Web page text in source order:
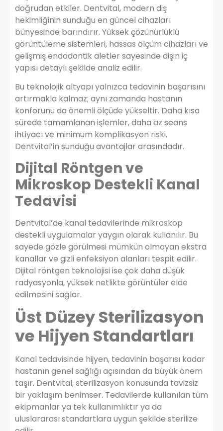
doğrudan etkiler. Dentvital, modern diş
hekimliğinin sunduğu en güncel cihazları
bünyesinde barındırır. Yüksek çözünürlüklü
görüntüleme sistemleri, hassas ölçüm cihazları ve
gelişmiş endodontik aletler sayesinde dişin iç
yapısı detaylı şekilde analiz edilir.
Bu teknolojik altyapı yalnızca tedavinin başarısını
artırmakla kalmaz; aynı zamanda hastanın
konforunu da önemli ölçüde yükseltir. Daha kısa
sürede tamamlanan işlemler, daha az seans
ihtiyacı ve minimum komplikasyon riski,
Dentvital’in sunduğu avantajlar arasındadır.
Dijital Röntgen ve
Mikroskop Destekli Kanal
Tedavisi
Dentvital’de kanal tedavilerinde mikroskop
destekli uygulamalar yaygın olarak kullanılır. Bu
sayede gözle görülmesi mümkün olmayan ekstra
kanallar ve gizli enfeksiyon alanları tespit edilir.
Dijital röntgen teknolojisi ise çok daha düşük
radyasyonla, yüksek netlikte görüntüler elde
edilmesini sağlar.
Üst Düzey Sterilizasyon
ve Hijyen Standartları
Kanal tedavisinde hijyen, tedavinin başarısı kadar
hastanın genel sağlığı açısından da büyük önem
taşır. Dentvital, sterilizasyon konusunda tavizsiz
bir yaklaşım benimser. Tedavilerde kullanılan tüm
ekipmanlar ya tek kullanımlıktır ya da
uluslararası standartlara uygun şekilde sterilize